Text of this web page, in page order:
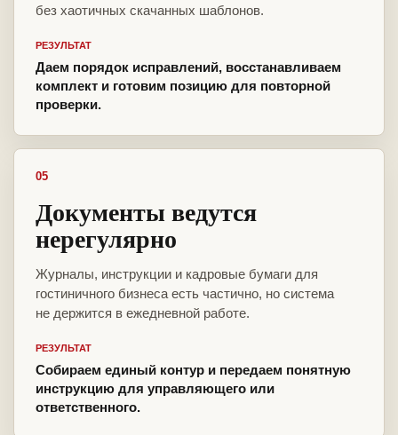
без хаотичных скачанных шаблонов.
РЕЗУЛЬТАТ
Даем порядок исправлений, восстанавливаем
комплект и готовим позицию для повторной
проверки.
05
Документы ведутся
нерегулярно
Журналы, инструкции и кадровые бумаги для
гостиничного бизнеса есть частично, но система
не держится в ежедневной работе.
РЕЗУЛЬТАТ
Собираем единый контур и передаем понятную
инструкцию для управляющего или
ответственного.